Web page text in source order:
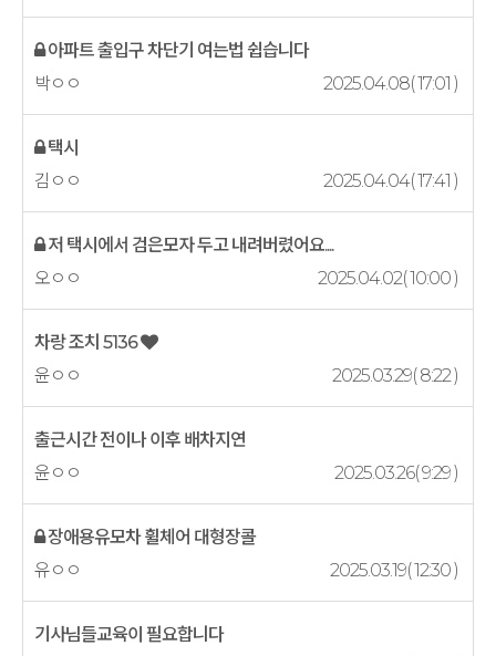
아파트 출입구 차단기 여는법 쉽습니다
박ㅇㅇ
2025.04.08( 17:01 )
택시
김ㅇㅇ
2025.04.04( 17:41 )
저 택시에서 검은모자 두고 내려버렸어요....
오ㅇㅇ
2025.04.02( 10:00 )
차랑 조치 5136
윤ㅇㅇ
2025.03.29( 8:22 )
출근시간 전이나 이후 배차지연
윤ㅇㅇ
2025.03.26( 9:29 )
장애용유모차 휠체어 대형장콜
유ㅇㅇ
2025.03.19( 12:30 )
기사님들교육이 필요합니다